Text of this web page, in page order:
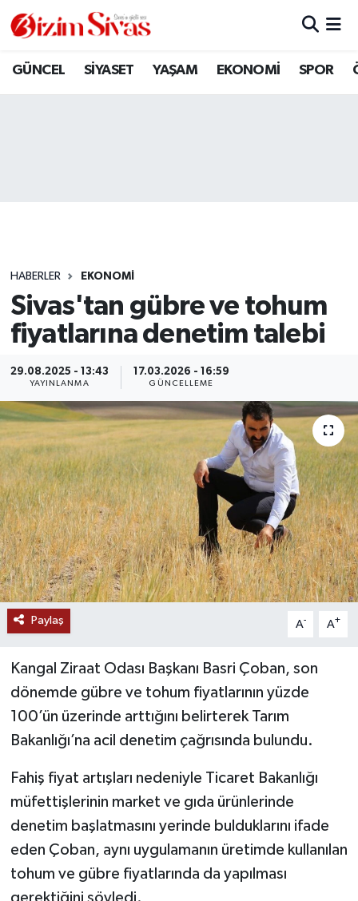
GÜNCEL SİYASET YAŞAM EKONOMİ SPOR
HABERLER EKONOMİ
Sivas'tan gübre ve tohum
fiyatlarına denetim talebi
29.08.2025 - 13:43
YAYINLANMA
17.03.2026 - 16:59
GÜNCELLEME
Paylaş A- A+
Kangal Ziraat Odası Başkanı Basri Çoban, son
dönemde gübre ve tohum fiyatlarının yüzde
100’ün üzerinde arttığını belirterek Tarım
Bakanlığı’na acil denetim çağrısında bulundu.
Fahiş fiyat artışları nedeniyle Ticaret Bakanlığı
müfettişlerinin market ve gıda ürünlerinde
denetim başlatmasını yerinde bulduklarını ifade
eden Çoban, aynı uygulamanın üretimde kullanılan
tohum ve gübre fiyatlarında da yapılması
ARAMIZDAN AYRILANLAR
GÜNCEL
KÜLTÜR
MAGAZİN
ÖZEL HABER
RESMİ İLANLAR
SAĞLIK
SİYASET
SOSYAL YARDIMLAR
SPONSORLU YAZI
SPOR
TEKNOLOJİ
YAŞAM
Sivas Nöbetçi Eczaneler
Son Dakika Haberleri
Haber Arşivi